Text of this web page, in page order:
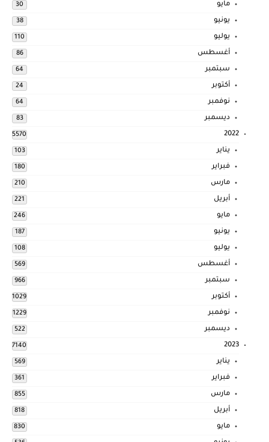
مايو 30
يونيو 38
يوليو 110
أغسطس 86
سبتمبر 64
أكتوبر 24
نوفمبر 64
ديسمبر 83
2022
5570
يناير 103
فبراير 180
مارس 210
أبريل 221
مايو 246
يونيو 187
يوليو 108
أغسطس 569
سبتمبر 966
أكتوبر 1029
نوفمبر 1229
ديسمبر 522
2023
7140
يناير 569
فبراير 361
مارس 855
أبريل 818
مايو 830